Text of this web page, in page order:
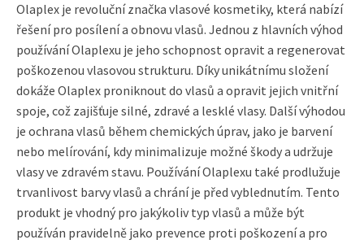
Olaplex je revoluční značka vlasové kosmetiky, která nabízí
řešení pro posílení a obnovu vlasů. Jednou z hlavních výhod
používání Olaplexu je jeho schopnost opravit a regenerovat
poškozenou vlasovou strukturu. Díky unikátnímu složení
dokáže Olaplex proniknout do vlasů a opravit jejich vnitřní
spoje, což zajišťuje silné, zdravé a lesklé vlasy. Další výhodou
je ochrana vlasů během chemických úprav, jako je barvení
nebo melírování, kdy minimalizuje možné škody a udržuje
vlasy ve zdravém stavu. Používání Olaplexu také prodlužuje
trvanlivost barvy vlasů a chrání je před vyblednutím. Tento
produkt je vhodný pro jakýkoliv typ vlasů a může být
používán pravidelně jako prevence proti poškození a pro